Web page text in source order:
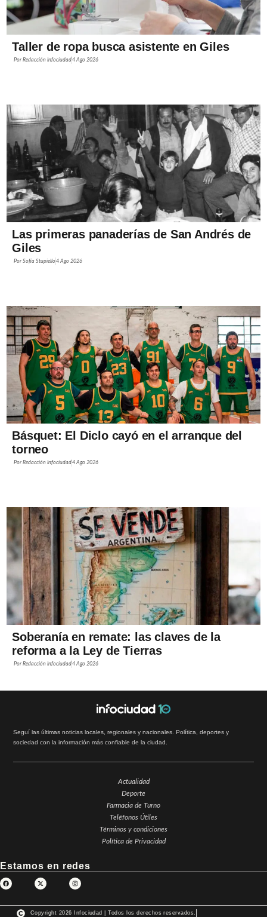
Taller de ropa busca asistente en Giles
PorRedacción Infociudad4 Ago 2026
Las primeras panaderías de San Andrés de
Giles
PorSofía Stupiello4 Ago 2026
Básquet: El Diclo cayó en el arranque del
torneo
PorRedacción Infociudad4 Ago 2026
Soberanía en remate: las claves de la
reforma a la Ley de Tierras
PorRedacción Infociudad4 Ago 2026
Seguí las últimas noticias locales, regionales y nacionales. Política, deportes y
sociedad con la información más confiable de la ciudad.
Actualidad
Deporte
Farmacia de Turno
Teléfonos Útiles
Términos y condiciones
Política de Privacidad
Estamos en redes
Copyright 2026 Infociudad | Todos los derechos reservados.